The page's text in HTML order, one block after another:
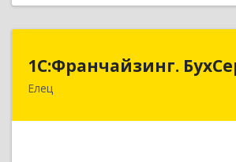
1С:Франчайзинг.
Елец
1С:Франчайзинг.